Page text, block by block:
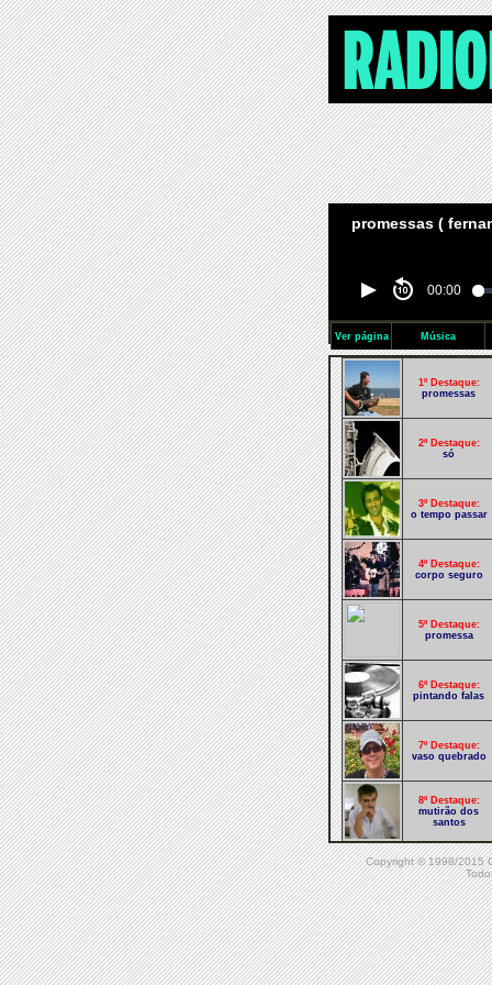
promessas (
00:00
Ver página Música
1º Destaque:
promessas
2º Destaque:
só
3º Destaque:
o tempo passar
4º Destaque:
corpo seguro
5º Destaque:
promessa
6º Destaque:
pintando falas
7º Destaque:
vaso quebrado
8º Destaque:
mutirão dos
santos
9º Destaque:
hoje
10º Destaque:
eterna inspiração
Copyright © 1998/2015